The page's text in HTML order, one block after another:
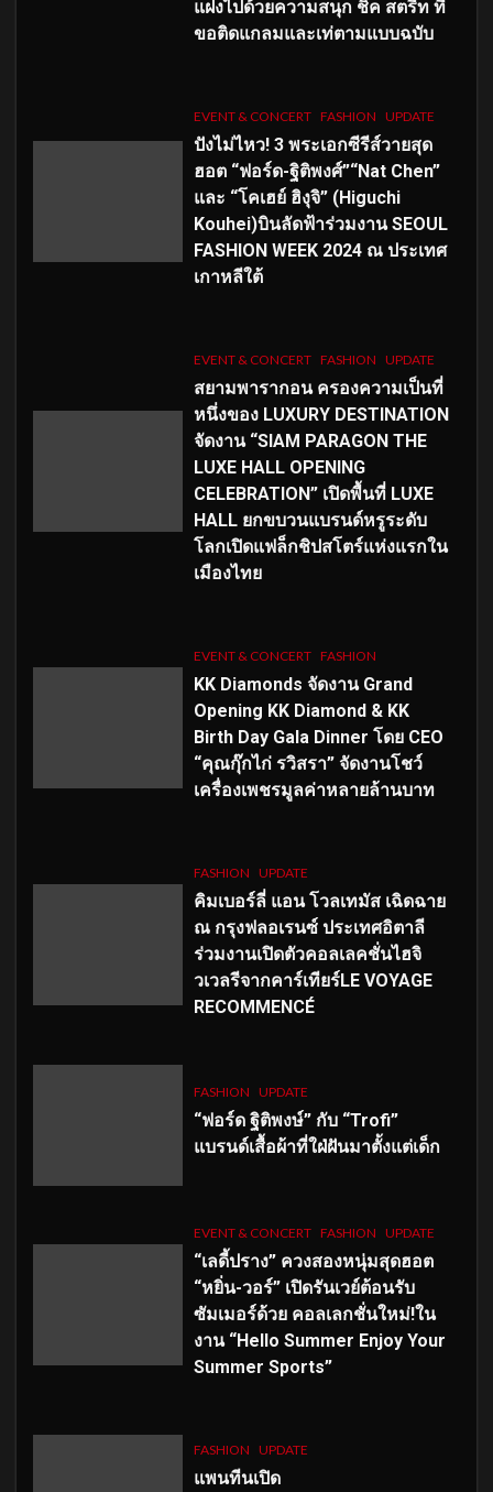
แฝงไปด้วยความสนุก ชิค สตรีท ที่
ขอติดแกลมและเท่ตามแบบฉบับ
EVENT & CONCERT FASHION UPDATE
ปังไม่ไหว! 3 พระเอกซีรีส์วายสุด
ฮอต “ฟอร์ด-ฐิติพงศ์”“Nat Chen”
และ “โคเฮย์ ฮิงุจิ” (Higuchi
Kouhei)บินลัดฟ้าร่วมงาน SEOUL
FASHION WEEK 2024 ณ ประเทศ
เกาหลีใต้
EVENT & CONCERT FASHION UPDATE
สยามพารากอน ครองความเป็นที่
หนึ่งของ LUXURY DESTINATION
จัดงาน “SIAM PARAGON THE
LUXE HALL OPENING
CELEBRATION” เปิดพื้นที่ LUXE
HALL ยกขบวนแบรนด์หรูระดับ
โลกเปิดแฟล็กชิปสโตร์แห่งแรกใน
เมืองไทย
EVENT & CONCERT FASHION
KK Diamonds จัดงาน Grand
Opening KK Diamond & KK
Birth Day Gala Dinner โดย CEO
“คุณกุ๊กไก่ รวิสรา” จัดงานโชว์
เครื่องเพชรมูลค่าหลายล้านบาท
FASHION UPDATE
คิมเบอร์ลี่ แอน โวลเทมัส เฉิดฉาย
ณ กรุงฟลอเรนซ์ ประเทศอิตาลี
ร่วมงานเปิดตัวคอลเลคชั่นไฮจิ
วเวลรีจากคาร์เทียร์LE VOYAGE
RECOMMENCÉ
FASHION UPDATE
“ฟอร์ด ฐิติพงษ์” กับ “Trofi”
แบรนด์เสื้อผ้าที่ใฝ่ฝันมาตั้งแต่เด็ก
EVENT & CONCERT FASHION UPDATE
“เลดี้ปราง” ควงสองหนุ่มสุดฮอต
“หยิ่น-วอร์” เปิดรันเวย์ต้อนรับ
ซัมเมอร์ด้วย คอลเลกชั่นใหม่!ใน
งาน “Hello Summer Enjoy Your
Summer Sports”
FASHION UPDATE
แพนทีนเปิด